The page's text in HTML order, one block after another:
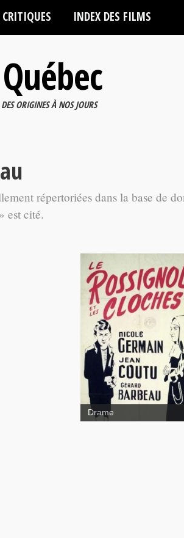
CRITIQUES INDEX DES FILMS
ORIGINES À NOS JOURS
répertoriées dans la base de
est cité.
Rossignol et les cloches
Drame